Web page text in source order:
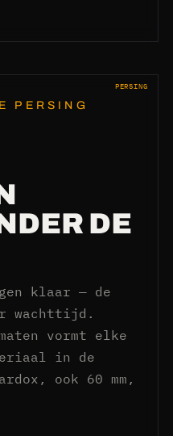
PERSING
PERSING
DE
klaar — de
wachttijd.
vormt elke
in de
ook 60 mm,